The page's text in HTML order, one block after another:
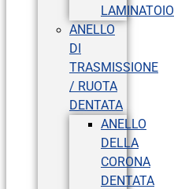
LAMINATOIO
ANELLO
DI
TRASMISSIONE
/ RUOTA
DENTATA
ANELLO
DELLA
CORONA
DENTATA